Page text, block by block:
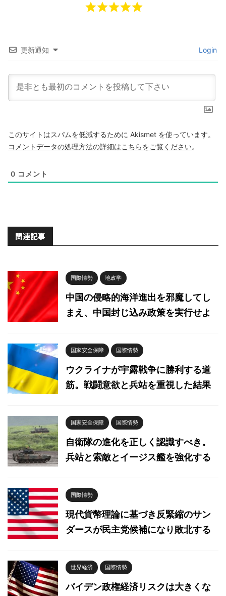
更新通知 Login
このサイトはスパムを低減するために Akismet を使っています。
コメントデータの処理方法の詳細はこちらをご覧ください。
0 コメント
関連記事
国際情勢 地政学
中国の侵略的海洋進出を邪魔してし
まえ、中国封じ込み政策を実行せよ
国家安全保障 国際情勢
ウクライナが宇露戦争に勝利する道
筋。戦闘意欲と兵站を重視した結果
国家安全保障 国際情勢
自衛隊の進化を正しく認識すべき。
兵站と索敵とイージス艦を強化する
国際情勢
現代貨幣理論に基づき反緊縮のサン
ダースが民主党候補になり敗北する
世界経済 国際情勢
バイデン政権経済リスクは大きくな